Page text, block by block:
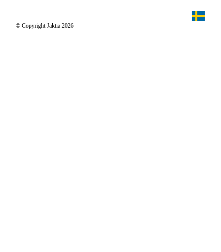
Jägaren© Copyright Jaktia 2026